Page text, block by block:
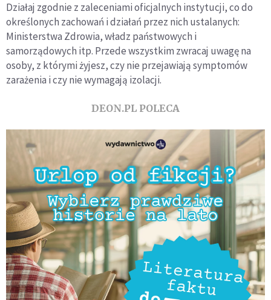
Działaj zgodnie z zaleceniami oficjalnych instytucji, co do
określonych zachowań i działań przez nich ustalanych:
Ministerstwa Zdrowia, władz państwowych i
samorządowych itp. Przede wszystkim zwracaj uwagę na
osoby, z którymi żyjesz, czy nie przejawiają symptomów
zarażenia i czy nie wymagają izolacji.
DEON.PL POLECA